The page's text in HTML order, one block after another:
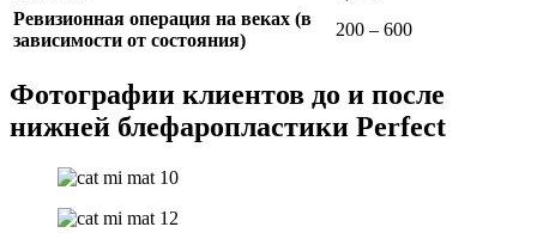
Ревизионная операция на веках (в
зависимости от состояния)
200 – 600
Фотографии клиентов до и после
нижней блефаропластики Perfect